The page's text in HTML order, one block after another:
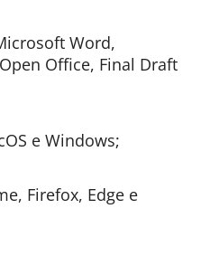
Word,
Office, Final Draft
e Windows;
Firefox, Edge e